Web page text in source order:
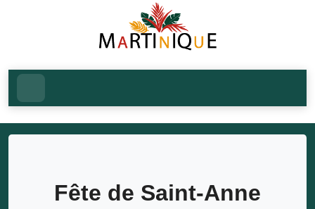
Fête de Saint-Anne